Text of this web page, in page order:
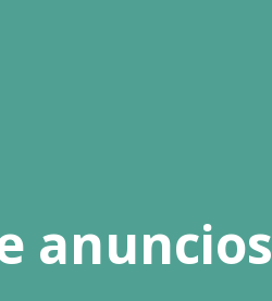
anuncios